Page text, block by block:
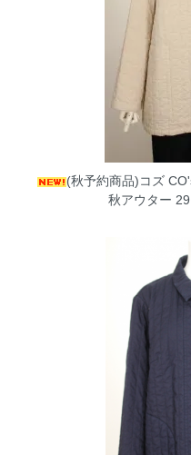
(秋予約商品)コズ
秋アウター